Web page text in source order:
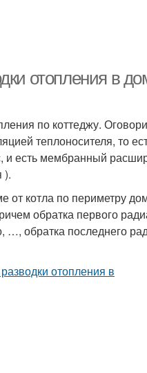
отопления в
по коттеджу.
теплоносителя, то
и есть мембранный
).
от котла по периметру
обратка первого
…, обратка последнего